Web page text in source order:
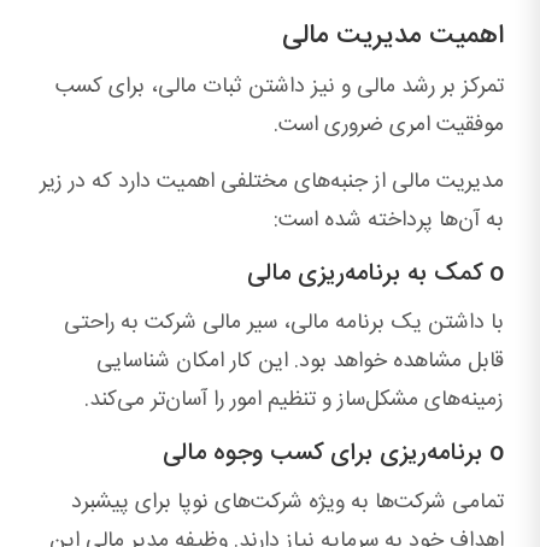
اهمیت مدیریت مالی
تمرکز بر رشد مالی و نیز داشتن ثبات مالی، برای کسب
موفقیت امری ضروری است.
مدیریت مالی از جنبه‌های مختلفی اهمیت دارد که در زیر
به آن‌ها پرداخته شده است:
o کمک به برنامه‌ریزی مالی
با داشتن یک برنامه مالی، سیر مالی شرکت به راحتی
قابل مشاهده خواهد بود. این کار امکان شناسایی
زمینه‌های مشکل‌ساز و تنظیم امور را آسان‌تر می‌کند.
o برنامه‌ریزی برای کسب وجوه مالی
تمامی شرکت‌ها به ویژه شرکت‌های نوپا برای پیشبرد